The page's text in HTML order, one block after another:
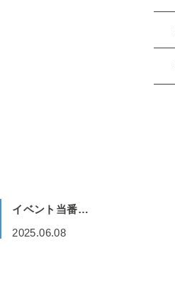
イベント当番…
2025.06.08